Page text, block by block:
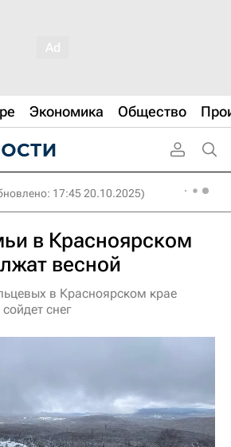
Экономика Общество
17:45 20.10.2025)
в Красноярском
весной
в Красноярском крае
снег